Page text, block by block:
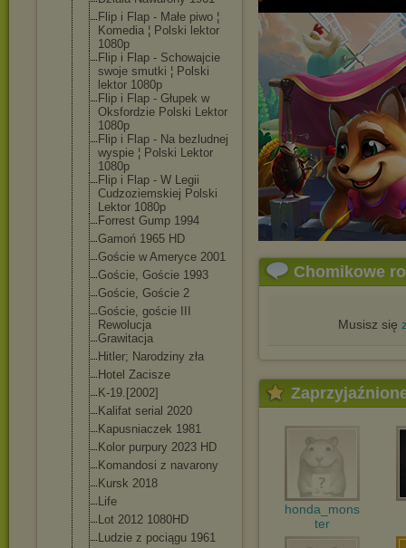
Flip i Flap - Małe piwo ¦
Komedia ¦ Polski lektor
1080p
Flip i Flap - Schowajcie
swoje smutki ¦ Polski
lektor 1080p
Flip i Flap - Głupek w
Oksfordzie Polski Lektor
1080p
Flip i Flap - Na bezludnej
wyspie ¦ Polski Lektor
1080p
Flip i Flap - W Legii
Cudzoziemskiej Polski
Lektor 1080p
Forrest Gump 1994
Gamoń 1965 HD
Goście w Ameryce 2001
Goście, Goście 1993
Goście, Goście 2
Goście, goście III
Rewolucja
Grawitacja
Hitler; Narodziny zła
Hotel Zacisze
K-19.[2002]
Kalifat serial 2020
Kapusniaczek 1981
Kolor purpury 2023 HD
Komandosi z navarony
Kursk 2018
Life
Lot 2012 1080HD
Ludzie z pociągu 1961
Chomikowe
Musisz się
honda_mons
ter